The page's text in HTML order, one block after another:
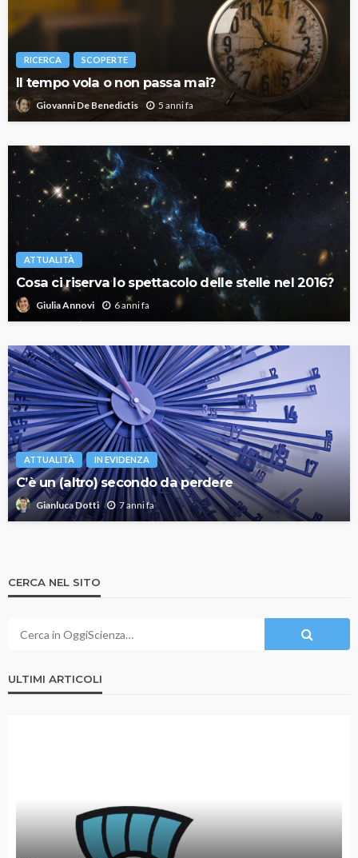
RICERCA SCOPERTE
Il tempo vola o non passa mai?
Giovanni De Benedictis 5 anni fa
ATTUALITÀ
Cosa ci riserva lo spettacolo delle stelle nel 2016?
Giulia Annovi 6 anni fa
ATTUALITÀ IN EVIDENZA
C’è un (altro) secondo da perdere
Gianluca Dotti 7 anni fa
CERCA NEL SITO
ULTIMI ARTICOLI